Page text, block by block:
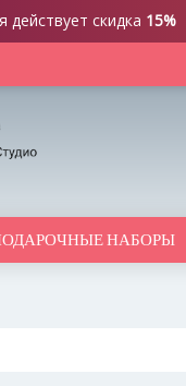
действует скидка 15%
НАБОРЫ